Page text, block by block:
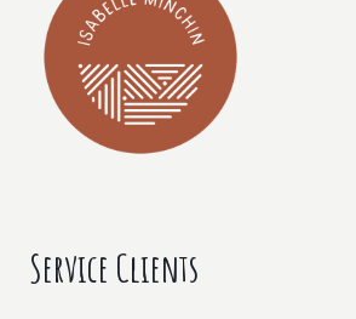
Service Clients